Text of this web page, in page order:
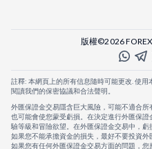
版權©2026
註釋: 本網頁上的所有信息隨時可能更改. 使
閱讀我們的保密協議和合法聲明。
外匯保證金交易隱含巨大風險，可能不適合
也可能會使您蒙受虧損。在決定進行外匯保
驗等級和冒險欲望。在外匯保證金交易中，虧
如果您不能承擔資金的損失，最好不要投資外
如果您有任何外匯保證金交易方面的問題，您